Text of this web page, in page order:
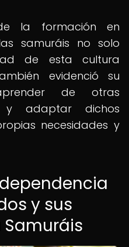
la formación en
samuráis no solo
de esta cultura
evidenció su
de otras
y adaptar dichos
necesidades y
y sus